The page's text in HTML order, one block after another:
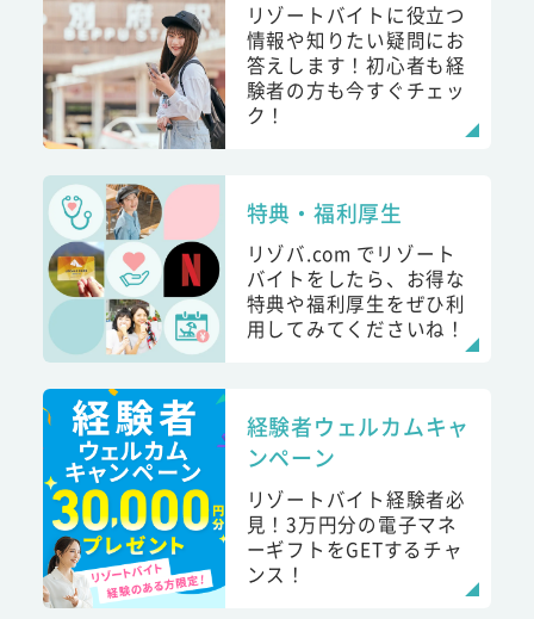
リゾートバイトに役立つ
情報や知りたい疑問にお
答えします！初心者も経
験者の方も今すぐチェッ
ク！
特典・福利厚生
リゾバ.com でリゾート
バイトをしたら、お得な
特典や福利厚生をぜひ利
用してみてくださいね！
経験者ウェルカムキャ
ンペーン
リゾートバイト経験者必
見！3万円分の電子マネ
ーギフトをGETするチャ
ンス！